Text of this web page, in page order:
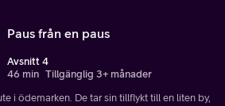
Paus från en paus
Avsnitt 4
46 min Tillgänglig 3+ månader
i ödemarken. De tar sin tillflykt till en liten by,